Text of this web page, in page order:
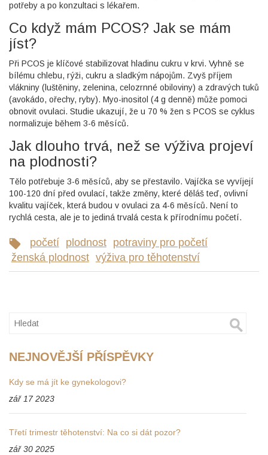
potřeby a po konzultaci s lékařem.
Co když mám PCOS? Jak se mám
jíst?
Při PCOS je klíčové stabilizovat hladinu cukru v krvi. Vyhně se
bílému chlebu, rýži, cukru a sladkým nápojům. Zvyš příjem
vlákniny (luštěniny, zelenina, celozrnné obiloviny) a zdravých tuků
(avokádo, ořechy, ryby). Myo-inositol (4 g denně) může pomoci
obnovit ovulaci. Studie ukazují, že u 70 % žen s PCOS se cyklus
normalizuje během 3-6 měsíců.
Jak dlouho trvá, než se výživa projeví
na plodnosti?
Tělo potřebuje 3-6 měsíců, aby se přestavilo. Vajíčka se vyvíjejí
100-120 dní před ovulací, takže změny, které děláš teď, ovlivní
kvalitu vajíček, která budou v ovulaci za 4-6 měsíců. Není to
rychlá cesta, ale je to jediná trvalá cesta k přírodnímu početí.
početí plodnost
potraviny pro početí
ženská plodnost výživa pro těhotenství
NEJNOVĚJŠÍ PŘÍSPĚVKY
Kdy se má jít ke gynekologovi?
zář 17 2023
Třetí trimestr těhotenství: Na co si dát pozor?
zář 30 2025